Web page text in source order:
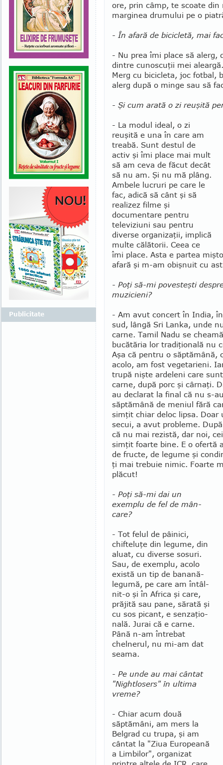
ore, prin câmp, te scoate
marginea drumului pe o
- În afară de bicicletă, mai
- Nu prea îmi place să alerg,
dintre cunoscuţii mei
Merg cu bici­cleta, joc fot­bal,
alerg după o minge sau să
- Şi cum arată o zi reuşită
- La modul ideal, o zi
reuşită e una în care am
treabă. Sunt destul de
activ şi îmi place mai mult
să am ceva de făcut decât
să nu am. Şi nu mă plâng.
Ambele lucruri pe care le
fac, adică să cânt şi să
realizez filme şi
documentare pentru
televiziuni sau pentru
diverse organizaţii, implică
multe călătorii. Ceea ce
îmi place. Asta e partea
afară şi m-am obişnuit cu
- Poţi să-mi povesteşti
muzicieni?
- Am avut concert în India,
sud, lângă Sri Lanka, unde
carne. Tamil Nadu se
bucătăria lor tradiţională nu
Aşa că pentru o săptămână,
acolo, am fost vegetarieni.
trupă nişte ardeleni care
carne, după porc şi cârnaţi.
au declarat la final că nu s-
săp­tă­mână de meniul fără
simţit chiar deloc lipsa. Doar
secui, a avut pro­bleme.
că nu mai rezistă, dar noi,
simţit foarte bine. E o ofertă
de fructe, de legume şi
ţi mai trebuie nimic. Foarte
plăcut!
- Poţi să-mi dai un
exemplu de fel de mân­
care?
- Tot felul de pâinici,
chifteluţe din legume, din
aluat, cu diverse sosuri.
Sau, de exemplu, acolo
exis­tă un tip de banană-
legumă, pe care am în­tâl­
nit-o şi în Africa şi care,
pră­jită sau pane, sărată şi
cu sos pi­cant, e sen­za­ţio­
nală. Jurai că e carne.
Până n-am în­trebat
chelnerul, nu mi-am dat
seama.
- Pe unde au mai cân­tat
"Nightlosers" în ulti­ma
vreme?
- Chiar acum două
săptămâni, am mers la
Bel­­­grad cu trupa, şi am
cântat la "Ziua Europeană
a Lim­bilor", organizat
Publicitate